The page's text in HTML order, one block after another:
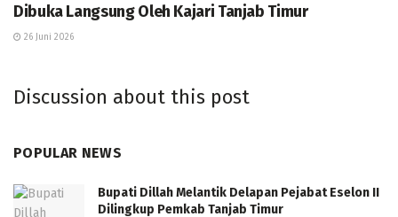
Dibuka Langsung Oleh Kajari Tanjab Timur
26 Juni 2026
Discussion about this post
POPULAR NEWS
Bupati Dillah Melantik Delapan Pejabat Eselon II
Dilingkup Pemkab Tanjab Timur